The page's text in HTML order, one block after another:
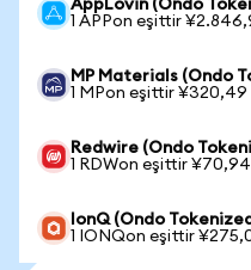
AppLovin (Ondo
1 APPon eşittir
MP Materials (Ondo
1 MPon eşittir ¥320,49
Redwire (Ondo
1 RDWon eşittir ¥70,94
IonQ (Ondo
1 IONQon eşittir